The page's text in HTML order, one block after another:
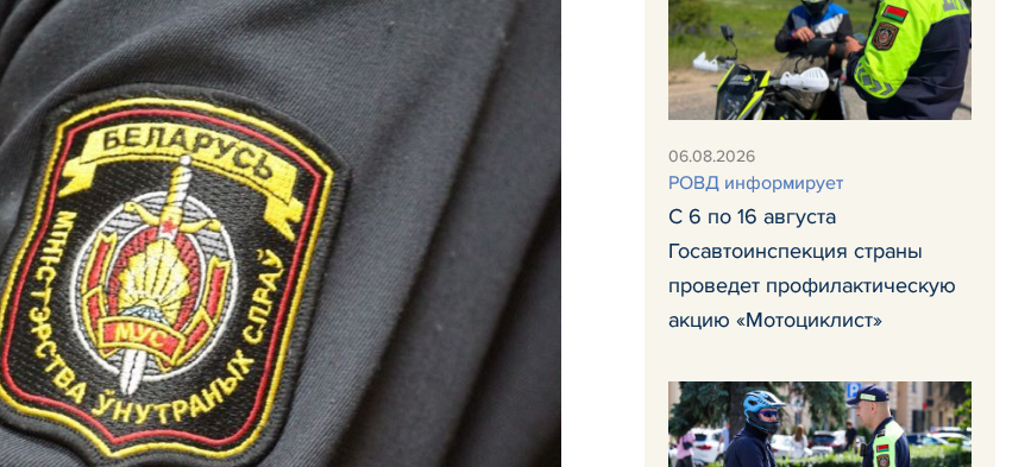
06.08.2026
РОВД информирует
С 6 по 16 августа
Госавтоинспекция страны
проведет профилактическую
акцию «Мотоциклист»